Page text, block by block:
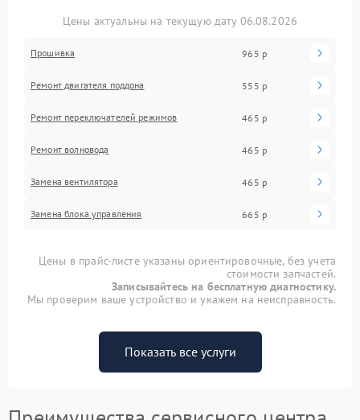
Цены актуальны на текущую дату 06.08.2026
Прошивка 965 р
Ремонт двигателя поддона 555 р
Ремонт переключателей режимов 465 р
Ремонт волновода 465 р
Замена вентилятора 465 р
Замена блока управления 665 р
Цены в прайс-листе указаны ориентировочные, без учета
стоимости запчастей.
Записывайтесь на бесплатную диагностику.
Мы проверим ваше устройство и укажем на неисправность.
Показать все услуги